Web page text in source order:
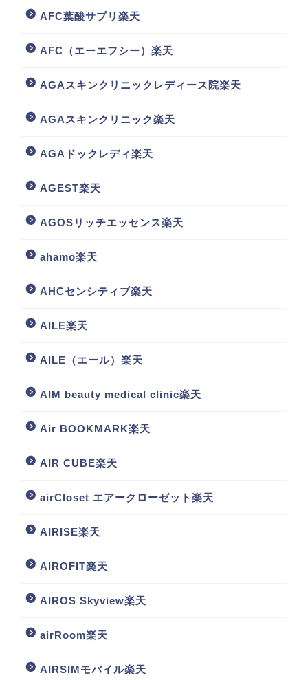
AFC葉酸サプリ楽天
AFC（エーエフシー）楽天
AGAスキンクリニックレディース院楽天
AGAスキンクリニック楽天
AGAドックレディ楽天
AGEST楽天
AGOSリッチエッセンス楽天
ahamo楽天
AHCセンシティブ楽天
AILE楽天
AILE（エール）楽天
AIM beauty medical clinic楽天
Air BOOKMARK楽天
AIR CUBE楽天
airCloset エアークローゼット楽天
AIRISE楽天
AIROFIT楽天
AIROS Skyview楽天
airRoom楽天
AIRSIMモバイル楽天